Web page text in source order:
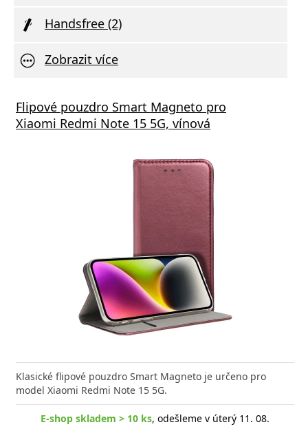
Handsfree (2)
Zobrazit více
Flipové pouzdro Smart Magneto pro
Xiaomi Redmi Note 15 5G, vínová
Klasické flipové pouzdro Smart Magneto je určeno pro
model Xiaomi Redmi Note 15 5G.
E-shop skladem > 10 ks, odešleme v úterý 11. 08.